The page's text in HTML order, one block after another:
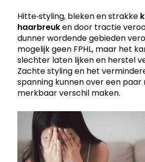
Hitte‑styling, bleken en strakke
haarbreuken door tractie
dunner wordende gebieden
mogelijk geen FPHL, maar het
slechter laten lijken en herstel
Zachte styling en het
spanning kunnen over een paar
merkbaar verschil maken.